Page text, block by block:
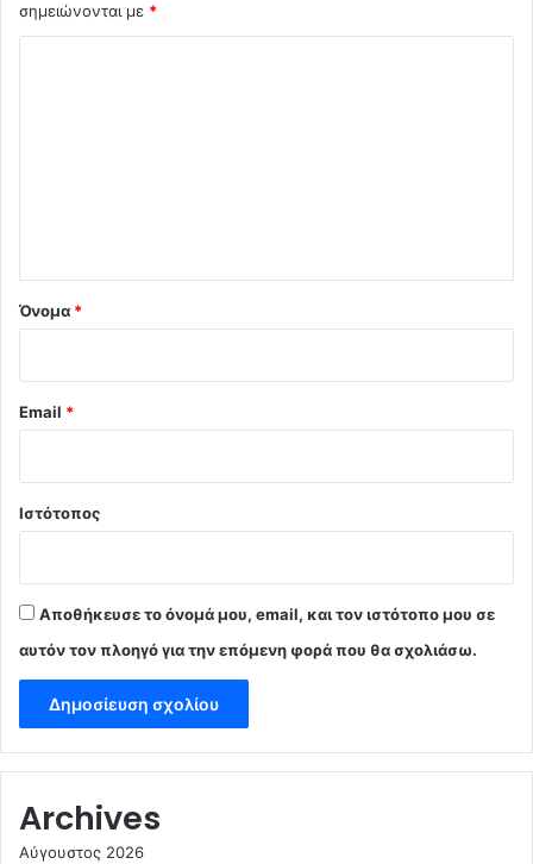
σημειώνονται με *
Όνομα *
Email *
Ιστότοπος
Αποθήκευσε το όνομά μου, email, και τον ιστότοπο μου σε
αυτόν τον πλοηγό για την επόμενη φορά που θα σχολιάσω.
Archives
Αύγουστος 2026